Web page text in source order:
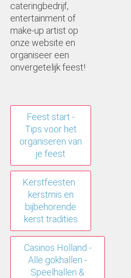
cateringbedrijf,
entertainment of
make-up artist op
onze website en
organiseer een
onvergetelijk feest!
Feest start -
Tips voor het
organiseren van
je feest
Kerstfeesten :
kerstmis en
bijbehorende
kerst tradities
Casinos Holland -
Alle gokhallen -
Speelhallen &